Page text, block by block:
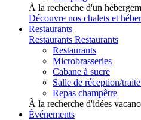
À la recherche d'un
Découvre nos chalets et
Restaurants
Restaurants Restaurants
Restaurants
Microbrasseries
Cabane à sucre
Salle de réception/
Repas champêtre
À la recherche d'idées
Événements